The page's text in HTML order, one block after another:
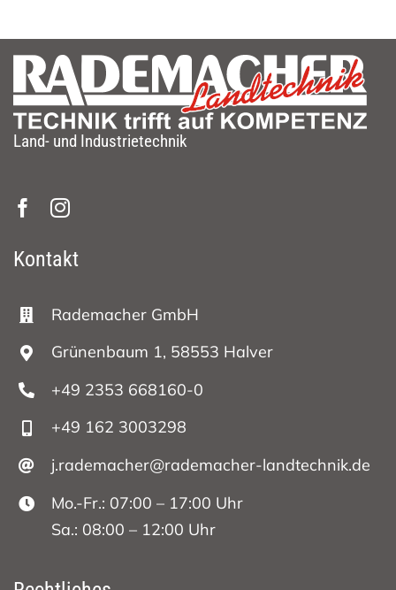
Land- und Industrietechnik
Kontakt
Rademacher GmbH
Grünenbaum 1, 58553 Halver
+49 2353 668160-0
+49 162 3003298
j.rademacher@rademacher-landtechnik.de
Mo.-Fr.: 07:00 – 17:00 Uhr
Sa.: 08:00 – 12:00 Uhr